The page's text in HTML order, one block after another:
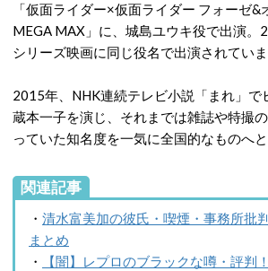
「仮面ライダー×仮面ライダー フォーゼ
MEGA MAX」に、城島ユウキ役で出演。
シリーズ映画に同じ役名で出演されていま
2015年、NHK連続テレビ小説「まれ」で
蔵本一子を演じ、それまでは雑誌や特撮
っていた知名度を一気に全国的なものへと
関連記事
・ 清水富美加の彼氏・喫煙・事務所批
まとめ
・
【闇】レプロのブラックな噂・評判